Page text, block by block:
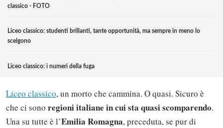
classico - FOTO
Liceo classico: studenti brillanti, tante opportunità, ma sempre in meno lo
scelgono
Liceo classico: i numeri della fuga
Liceo classico, un morto che cammina. O quasi. Sicuro è
che ci sono regioni italiane in cui sta quasi scomparendo.
Una su tutte è l’Emilia Romagna, preceduta, se pur di